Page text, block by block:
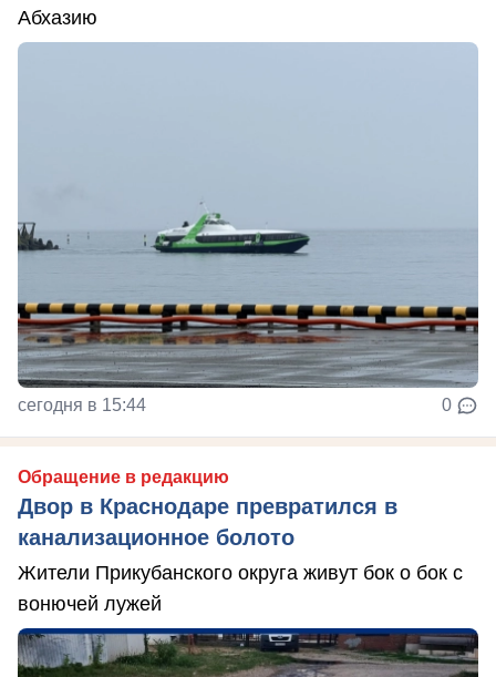
Абхазию
сегодня в 15:44 0
Обращение в редакцию
Двор в Краснодаре превратился в
канализационное болото
Жители Прикубанского округа живут бок о бок с
вонючей лужей